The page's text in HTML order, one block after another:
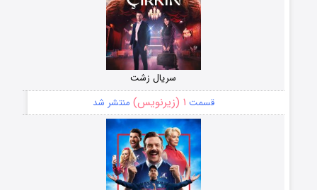
سریال زشت
قسمت ۱ (زیرنویس) منتشر شد